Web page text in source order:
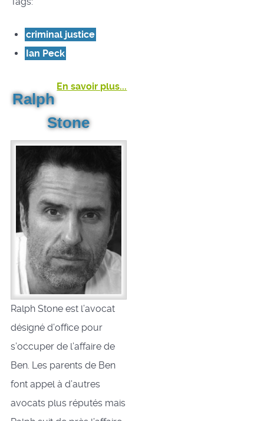
criminal justice
Ian Peck
En savoir plus...
Ralph
Stone
Ralph Stone est l’avocat
désigné d’office pour
s’occuper de l’affaire de
Ben. Les parents de Ben
font appel à d’autres
avocats plus réputés mais